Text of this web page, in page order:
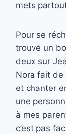
mets
Pour se
trouvé un
deux sur
Nora fait de
et chanter
une
à mes
c’est pas